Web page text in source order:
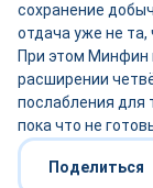
сохранение
отдача уже не та,
При этом Минфин
расширении
послабления для
пока что не
Поделиться